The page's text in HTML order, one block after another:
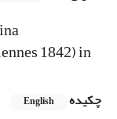
1842) in
چکیده English